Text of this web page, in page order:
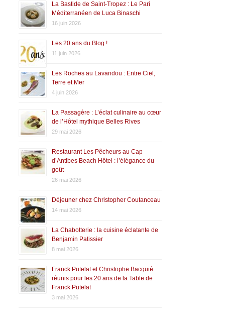
La Bastide de Saint-Tropez : Le Pari
Méditerranéen de Luca Binaschi
16 juin 2026
Les 20 ans du Blog !
11 juin 2026
Les Roches au Lavandou : Entre Ciel,
Terre et Mer
4 juin 2026
La Passagère : L’éclat culinaire au cœur
de l’Hôtel mythique Belles Rives
29 mai 2026
Restaurant Les Pêcheurs au Cap
d’Antibes Beach Hôtel : l’élégance du
goût
26 mai 2026
Déjeuner chez Christopher Coutanceau
14 mai 2026
La Chabotterie : la cuisine éclatante de
Benjamin Patissier
8 mai 2026
Franck Putelat et Christophe Bacquié
réunis pour les 20 ans de la Table de
Franck Putelat
3 mai 2026